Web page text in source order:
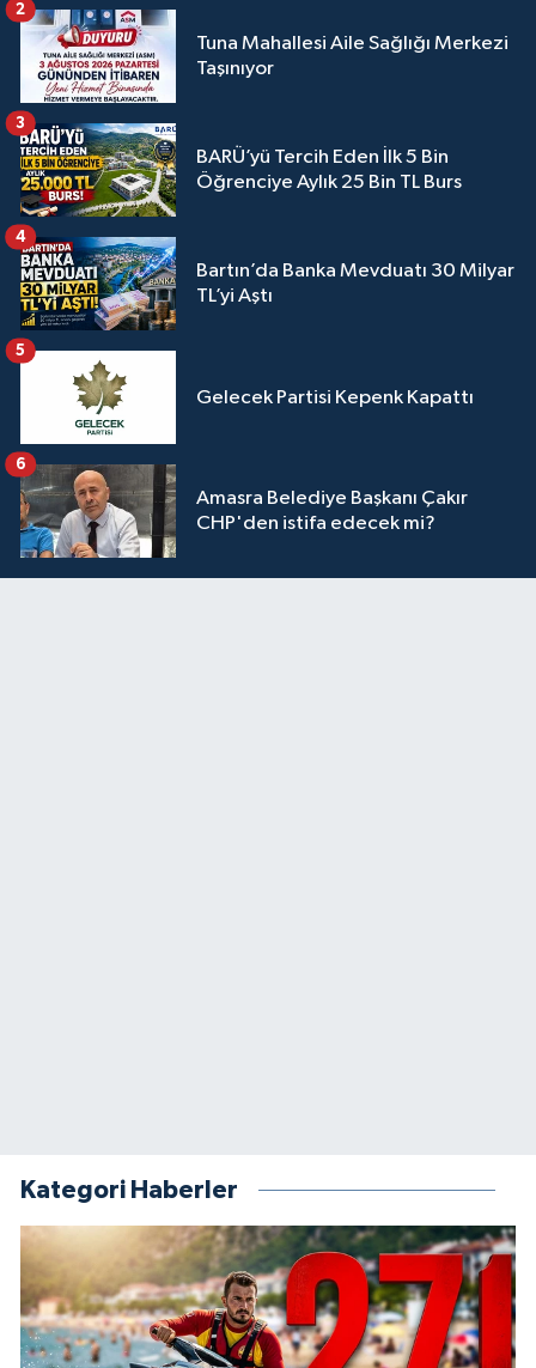
Tuna Mahallesi Aile Sağlığı Merkezi
Taşınıyor
2
BARÜ’yü Tercih Eden İlk 5 Bin
Öğrenciye Aylık 25 Bin TL Burs
3
Bartın’da Banka Mevduatı 30 Milyar
TL’yi Aştı
4
Gelecek Partisi Kepenk Kapattı
5
Amasra Belediye Başkanı Çakır
CHP'den istifa edecek mi?
6
Kategori Haberler